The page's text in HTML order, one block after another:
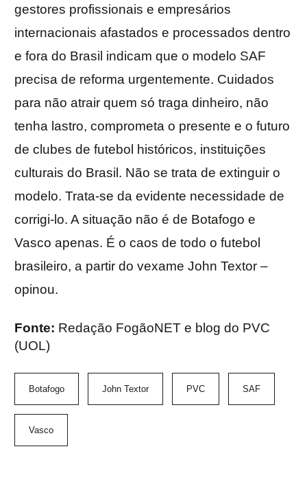
gestores profissionais e empresários
internacionais afastados e processados dentro
e fora do Brasil indicam que o modelo SAF
precisa de reforma urgentemente. Cuidados
para não atrair quem só traga dinheiro, não
tenha lastro, comprometa o presente e o futuro
de clubes de futebol históricos, instituições
culturais do Brasil. Não se trata de extinguir o
modelo. Trata-se da evidente necessidade de
corrigi-lo. A situação não é de Botafogo e
Vasco apenas. É o caos de todo o futebol
brasileiro, a partir do vexame John Textor –
opinou.
Fonte: Redação FogãoNET e blog do PVC
(UOL)
Botafogo John Textor PVC SAF
Vasco